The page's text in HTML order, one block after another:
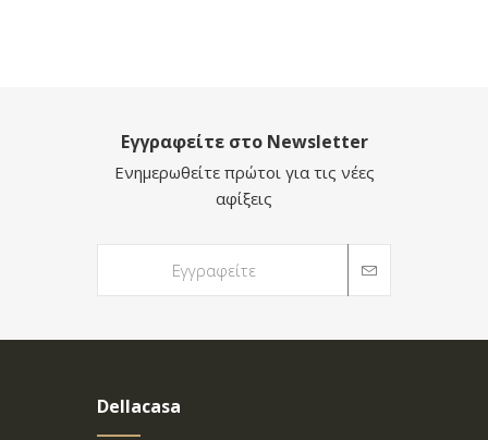
Εγγραφείτε στο Newsletter
Ενημερωθείτε πρώτοι για τις νέες
αφίξεις
Dellacasa